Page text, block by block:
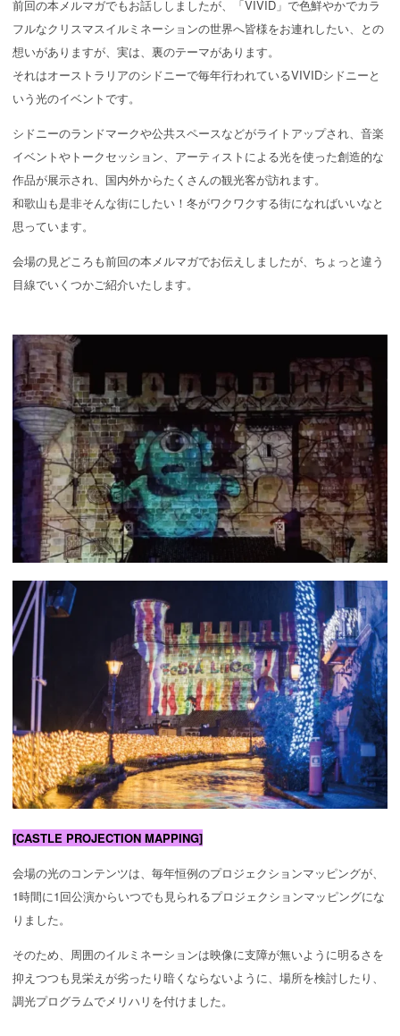
前回の本メルマガでもお話ししましたが、「VIVID」で色鮮やかでカラ
フルなクリスマスイルミネーションの世界へ皆様をお連れしたい、との
想いがありますが、実は、裏のテーマがあります。
それはオーストラリアのシドニーで毎年行われているVIVIDシドニーと
いう光のイベントです。
シドニーのランドマークや公共スペースなどがライトアップされ、音楽
イベントやトークセッション、アーティストによる光を使った創造的な
作品が展示され、国内外からたくさんの観光客が訪れます。
和歌山も是非そんな街にしたい！冬がワクワクする街になればいいなと
思っています。
会場の見どころも前回の本メルマガでお伝えしましたが、ちょっと違う
目線でいくつかご紹介いたします。
[CASTLE PROJECTION MAPPING]
会場の光のコンテンツは、毎年恒例のプロジェクションマッピングが、
1時間に1回公演からいつでも見られるプロジェクションマッピングにな
りました。
そのため、周囲のイルミネーションは映像に支障が無いように明るさを
抑えつつも見栄えが劣ったり暗くならないように、場所を検討したり、
調光プログラムでメリハリを付けました。